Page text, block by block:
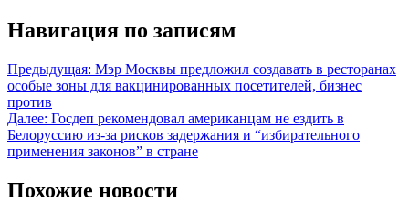
Навигация по записям
Предыдущая: Мэр Москвы предложил создавать в ресторанах
особые зоны для вакцинированных посетителей, бизнес
против
Далее: Госдеп рекомендовал американцам не ездить в
Белоруссию из-за рисков задержания и “избирательного
применения законов” в стране
Похожие новости